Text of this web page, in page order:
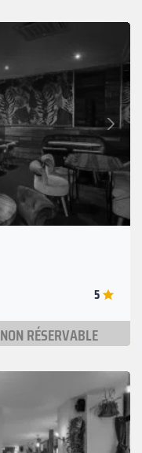
Suivant
5
NON RÉSERVABLE